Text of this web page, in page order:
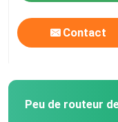
Contact
Peu de routeur